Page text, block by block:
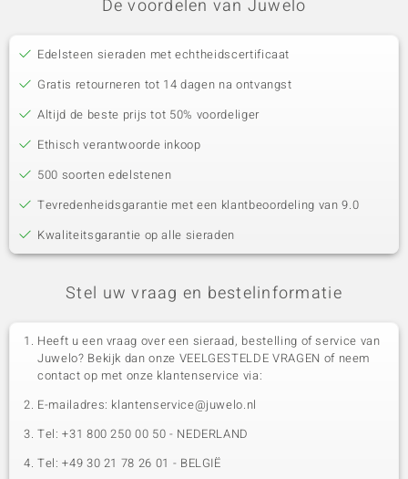
De voordelen van Juwelo
Edelsteen sieraden met echtheidscertificaat
Gratis retourneren tot 14 dagen na ontvangst
Altijd de beste prijs tot 50% voordeliger
Ethisch verantwoorde inkoop
500 soorten edelstenen
Tevredenheidsgarantie met een klantbeoordeling van 9.0
Kwaliteitsgarantie op alle sieraden
Stel uw vraag en bestelinformatie
Heeft u een vraag over een sieraad, bestelling of service van
Juwelo? Bekijk dan onze VEELGESTELDE VRAGEN of neem
contact op met onze klantenservice via:
E-mailadres: klantenservice@juwelo.nl
Tel: +31 800 250 00 50 - NEDERLAND
Tel: +49 30 21 78 26 01 - BELGIË